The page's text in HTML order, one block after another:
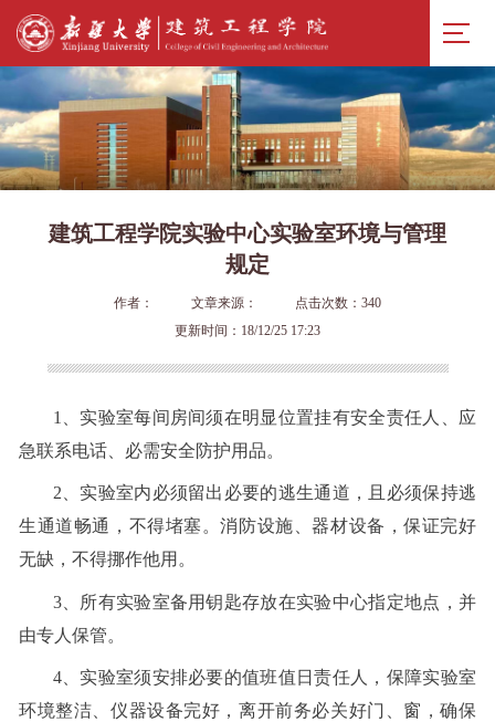
建筑工程学院实验中心实验室环境与管理
规定
作者： 文章来源： 点击次数： 340
更新时间：18/12/25 17:23
1、实验室每间房间须在明显位置挂有安全责任人、应
急联系电话、必需安全防护用品。
2、实验室内必须留出必要的逃生通道，且必须保持逃
生通道畅通，不得堵塞。消防设施、器材设备，保证完好
无缺，不得挪作他用。
3、所有实验室备用钥匙存放在实验中心指定地点，并
由专人保管。
4、实验室须安排必要的值班值日责任人，保障实验室
环境整洁、仪器设备完好，离开前务必关好门、窗，确保